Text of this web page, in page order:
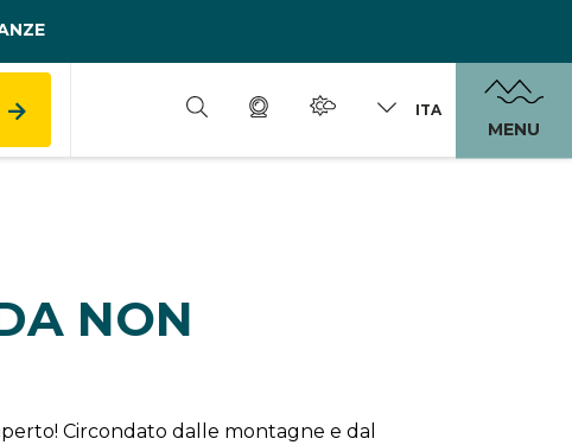
ITA
MENU
NON
Circondato dalle montagne e dal